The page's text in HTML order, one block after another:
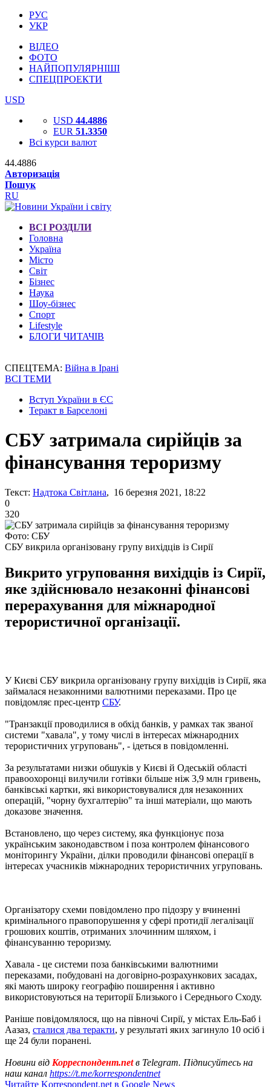
РУС
УКР
ВІДЕО
ФОТО
НАЙПОПУЛЯРНІШІ
СПЕЦПРОЕКТИ
USD
USD 44.4886
EUR 51.3350
Всі курси валют
44.4886
Авторизація
Пошук
RU
ВСІ РОЗДІЛИ
Головна
Україна
Місто
Світ
Бізнес
Наука
Шоу-бізнес
Спорт
Lifestyle
БЛОГИ ЧИТАЧІВ
СПЕЦТЕМА: Війна в Ірані
ВСІ ТЕМИ
Вступ України в ЄС
Теракт в Барселоні
СБУ затримала сирійців за
фінансування тероризму
Текст: Надтока Світлана, 16 березня 2021, 18:22
0
320
Фото: СБУ
СБУ викрила організовану групу вихідців із Сирії
Викрито угруповання вихідців із Сирії,
яке здійснювало незаконні фінансові
перерахування для міжнародної
терористичної організації.
У Києві СБУ викрила організовану групу вихідців із Сирії, яка
займалася незаконними валютними переказами. Про це
повідомляє прес-центр СБУ.
"Транзакції проводилися в обхід банків, у рамках так званої
системи "хавала", у тому числі в інтересах міжнародних
терористичних угруповань", - ідеться в повідомленні.
За результатами низки обшуків у Києві й Одеській області
правоохоронці вилучили готівки більше ніж 3,9 млн гривень,
банківські картки, які використовувалися для незаконних
операцій, "чорну бухгалтерію" та інші матеріали, що мають
доказове значення.
Встановлено, що через систему, яка функціонує поза
українським законодавством і поза контролем фінансового
моніторингу України, ділки проводили фінансові операції в
інтересах учасників міжнародних терористичних угруповань.
Організатору схеми повідомлено про підозру у вчиненні
кримінального правопорушення у сфері протидії легалізації
грошових коштів, отриманих злочинним шляхом, і
фінансуванню тероризму.
Хавала - це системи поза банківськими валютними
переказами, побудовані на договірно-розрахункових засадах,
які мають широку географію поширення і активно
використовуються на території Близького і Середнього Сходу.
Раніше повідомлялося, що на півночі Сирії, у містах Ель-Баб і
Аазаз, сталися два теракти, у результаті яких загинуло 10 осіб і
ще 24 були поранені.
Новини від Корреспондент.netв Telegram. Підписуйтесь на
наш канал https://t.me/korrespondentnet
Читайте Korrespondent.net в Google News